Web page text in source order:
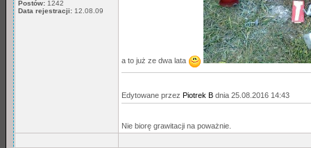
Postów: 1242
Data rejestracji: 12.08.09
a to już ze dwa lata
Edytowane przez Piotrek B dnia 25.08.2016 14:43
Nie biorę grawitacji na poważnie.